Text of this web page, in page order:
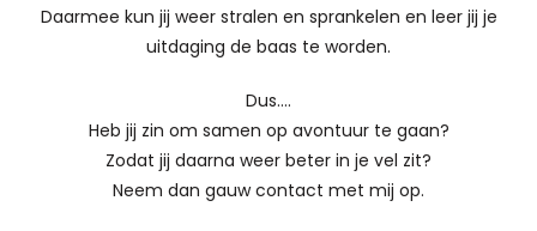
Daarmee kun jij weer stralen en sprankelen en leer jij je
uitdaging de baas te worden.
Dus….
Heb jij zin om samen op avontuur te gaan?
Zodat jij daarna weer beter in je vel zit?
Neem dan gauw contact met mij op.